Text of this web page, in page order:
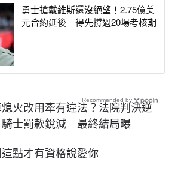
勇士搶戴維斯還沒絕望！2.75億美
元合約延後 得先撐過20場考核期
火改用牽有違法？法院判決逆
騎士罰款銳減 最終結局曝
點才有資格說愛你
Recommended by